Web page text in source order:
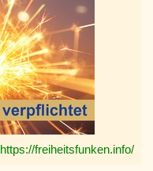
https://freiheitsfunken.info/